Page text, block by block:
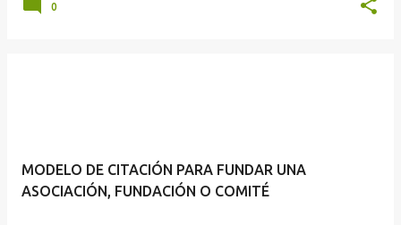
0
MODELO DE CITACIÓN PARA FUNDAR UNA
ASOCIACIÓN, FUNDACIÓN O COMITÉ